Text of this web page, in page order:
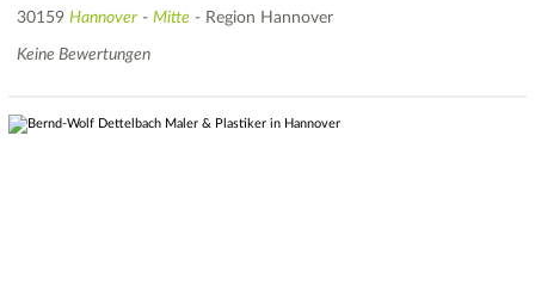
30159 Hannover - Mitte - Region Hannover
Keine Bewertungen